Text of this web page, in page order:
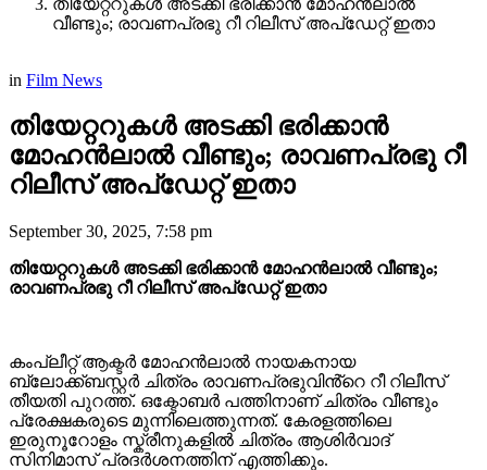
തിയേറ്ററുകൾ അടക്കി ഭരിക്കാൻ മോഹൻലാൽ
വീണ്ടും; രാവണപ്രഭു റീ റിലീസ് അപ്ഡേറ്റ് ഇതാ
in Film News
തിയേറ്ററുകൾ അടക്കി ഭരിക്കാൻ
മോഹൻലാൽ വീണ്ടും; രാവണപ്രഭു റീ
റിലീസ് അപ്ഡേറ്റ് ഇതാ
September 30, 2025, 7:58 pm
തിയേറ്ററുകൾ അടക്കി ഭരിക്കാൻ മോഹൻലാൽ വീണ്ടും;
രാവണപ്രഭു റീ റിലീസ് അപ്ഡേറ്റ് ഇതാ
കംപ്ലീറ്റ് ആക്ടർ മോഹൻലാൽ നായകനായ
ബ്ലോക്ക്ബസ്റ്റർ ചിത്രം രാവണപ്രഭുവിൻ്റെ റീ റിലീസ്
തീയതി പുറത്ത്. ഒക്ടോബർ പത്തിനാണ് ചിത്രം വീണ്ടും
പ്രേക്ഷകരുടെ മുന്നിലെത്തുന്നത്. കേരളത്തിലെ
ഇരുനൂറോളം സ്ക്രീനുകളിൽ ചിത്രം ആശിർവാദ്
സിനിമാസ് പ്രദർശനത്തിന് എത്തിക്കും.